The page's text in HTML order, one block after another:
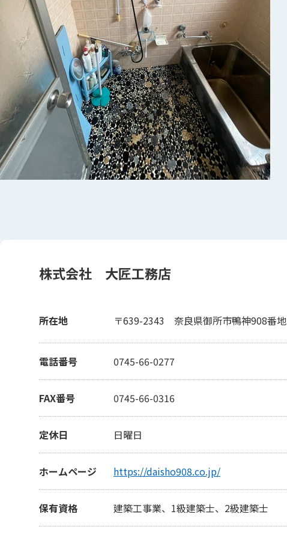
株式会社 大匠工務店
所在地 〒639-2343 奈良県御所市鴨神908番地
電話番号 0745-66-0277
FAX番号 0745-66-0316
定休日 日曜日
ホームページ https://daisho908.co.jp/
保有資格 建築工事業、1級建築士、2級建築士